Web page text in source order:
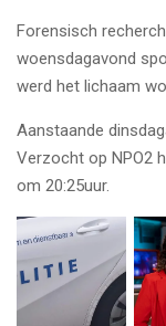
Forensisch
woensdagavond
werd het lichaam
Aanstaande
Verzocht op NPO2
om 20:25uur.